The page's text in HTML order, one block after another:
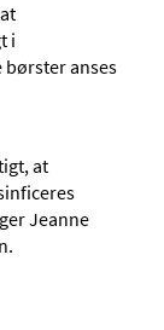
i
anses
at
Jeanne